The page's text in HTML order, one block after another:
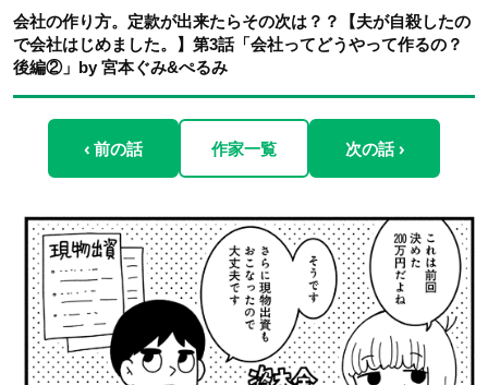
会社の作り方。定款が出来たらその次は？？【夫が自殺したの
で会社はじめました。】第3話「会社ってどうやって作るの？
後編②」by 宮本ぐみ&ぺるみ
‹ 前の話 作家一覧 次の話 ›